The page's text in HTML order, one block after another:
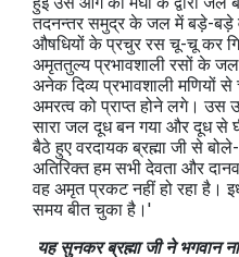
तदनन्तर समुद्र के जल में बड़े-बड़े
औषधियों के प्रचुर रस चू-चू कर
अमृततुल्य प्रभावशाली रसों के
अनेक दिव्य प्रभावशाली मणियों
अमरत्व को प्राप्त होने लगे। उस
सारा जल दूध बन गया और दूध से
बैठे हुए वरदायक ब्रह्मा जी से
अतिरिक्त हम सभी देवता और
वह अमृत प्रकट नहीं हो रहा है।
समय बीत चुका है।'
यह सुनकर ब्रह्मा जी ने भगवान